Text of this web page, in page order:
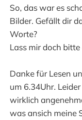
So, das war es
Bilder. Gefällt dir
Worte?
Lass mir doch
Danke für Lesen
um 6.34Uhr.
wirklich
was ansich meine